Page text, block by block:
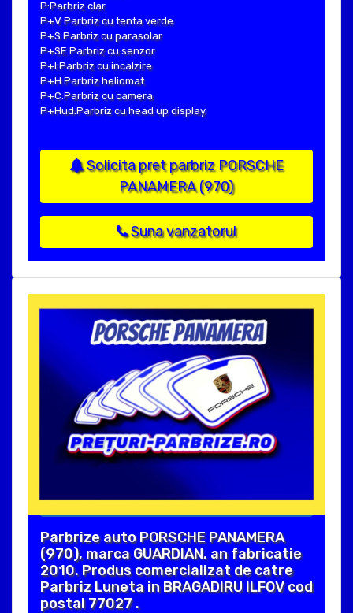
P:Parbriz clar
P+V:Parbriz cu tenta verde
P+S:Parbriz cu parasolar
P+SE:Parbriz cu senzor
P+I:Parbriz cu incalzire
P+H:Parbriz heliomat
P+C:Parbriz cu camera
P+Hud:Parbriz cu head up display
Solicita pret parbriz PORSCHE
PANAMERA (970)
Suna vanzatorul
Parbrize auto PORSCHE PANAMERA
(970), marca GUARDIAN, an fabricatie
2010. Produs comercializat de catre
Parbriz Luneta in BRAGADIRU ILFOV cod
postal 77027 .